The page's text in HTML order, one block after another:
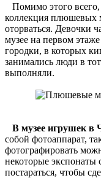
Помимо этого всего,
коллекция плюшевых
оторваться. Девочки
музее на первом
городки, в которых
занимались люди в
выполняли.
В музее игрушек в
собой фотоаппарат,
фотографировать
некоторые экспонаты
постараться, чтобы